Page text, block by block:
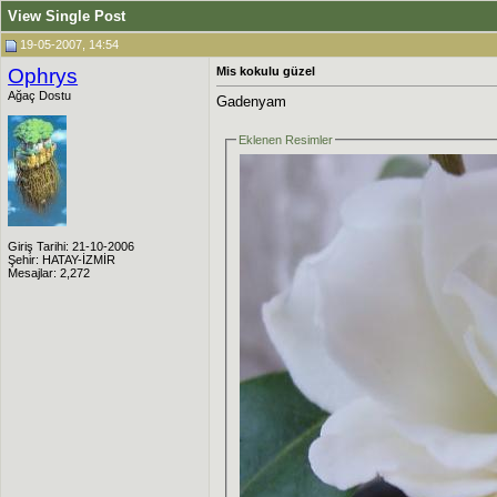
View Single Post
19-05-2007, 14:54
Ophrys
Ağaç Dostu
Giriş Tarihi: 21-10-2006
Şehir: HATAY-İZMİR
Mesajlar: 2,272
Mis kokulu güzel
Gadenyam
Eklenen Resimler